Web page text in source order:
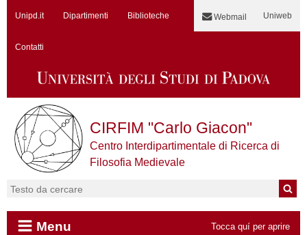
Webmail Uniweb
Unipd.it Dipartimenti Biblioteche
Contatti
CIRFIM "Carlo Giacon"
Centro Interdipartimentale di Ricerca di
Filosofia Medievale
Cerca:
Menu Tocca quí per aprire